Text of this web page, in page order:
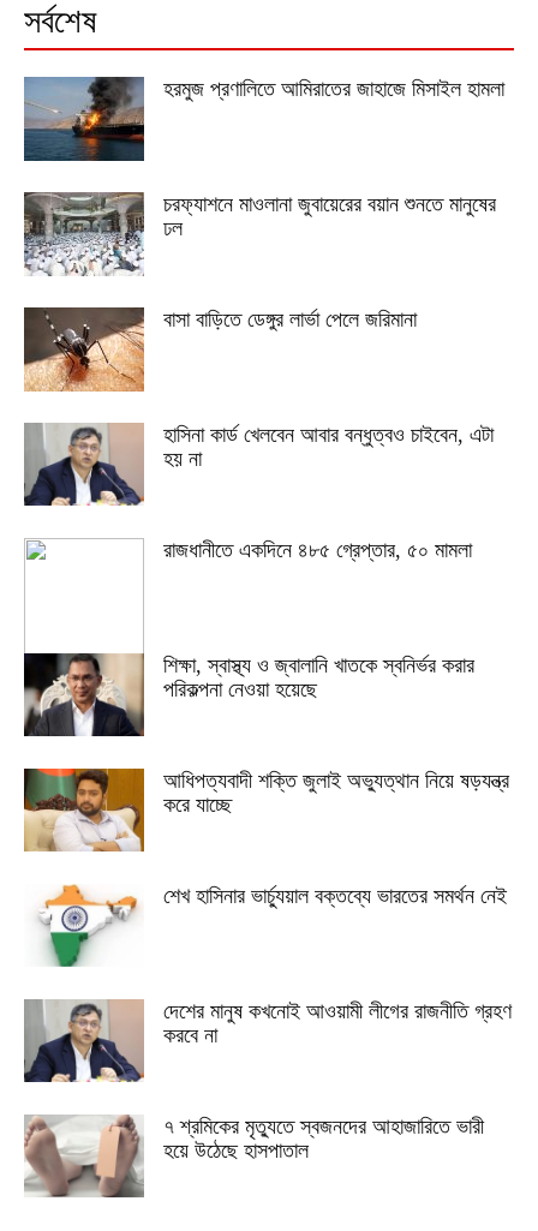
সর্বশেষ
হরমুজ প্রণালিতে আমিরাতের জাহাজে মিসাইল হামলা
চরফ্যাশনে মাওলানা জুবায়েরের বয়ান শুনতে মানুষের
ঢল
বাসা বাড়িতে ডেঙ্গুর লার্ভা পেলে জরিমানা
হাসিনা কার্ড খেলবেন আবার বন্ধুত্বও চাইবেন, এটা
হয় না
রাজধানীতে একদিনে ৪৮৫ গ্রেপ্তার, ৫০ মামলা
শিক্ষা, স্বাস্থ্য ও জ্বালানি খাতকে স্বনির্ভর করার
পরিকল্পনা নেওয়া হয়েছে
আধিপত্যবাদী শক্তি জুলাই অভ্যুত্থান নিয়ে ষড়যন্ত্র
করে যাচ্ছে
শেখ হাসিনার ভার্চ্যুয়াল বক্তব্যে ভারতের সমর্থন নেই
দেশের মানুষ কখনোই আওয়ামী লীগের রাজনীতি গ্রহণ
করবে না
৭ শ্রমিকের মৃত্যুতে স্বজনদের আহাজারিতে ভারী
হয়ে উঠেছে হাসপাতাল